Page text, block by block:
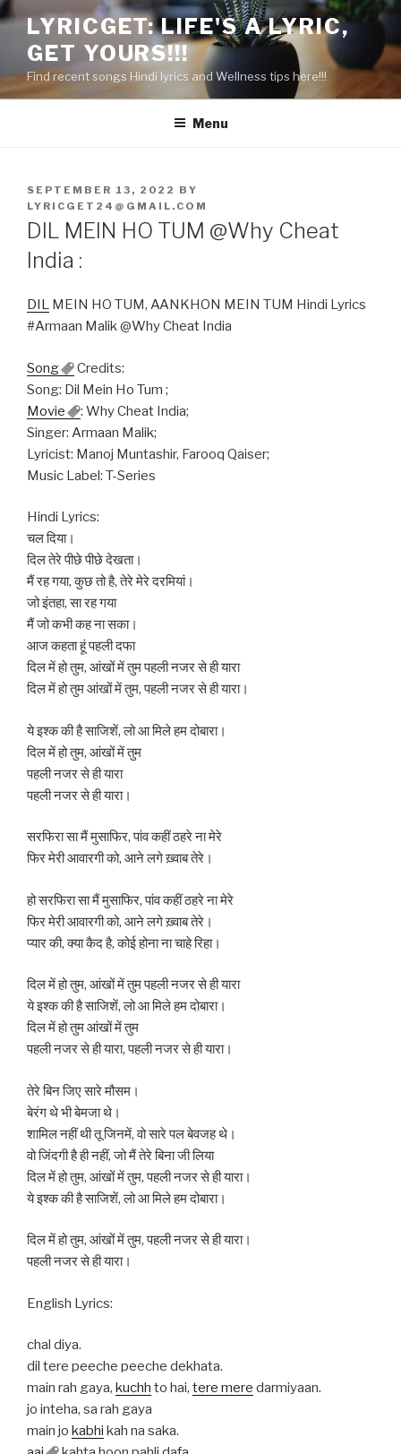
Skip
content
LYRICGET: LIFE'S A LYRIC,
GET YOURS!!!
Find recent songs Hindi lyrics and Wellness tips here!!!
Menu
POSTED
ON
SEPTEMBER 13, 2022 BY
LYRICGET24@GMAIL.COM
DIL MEIN HO TUM @Why Cheat
India :
DIL MEIN HO TUM, AANKHON MEIN TUM Hindi Lyrics
#Armaan Malik @Why Cheat India
Song
Credits:
Song: Dil Mein Ho Tum ;
Movie
: Why Cheat India;
Singer: Armaan Malik;
Lyricist: Manoj Muntashir, Farooq Qaiser;
Music Label: T-Series
Hindi Lyrics:
चल दिया।
दिल तेरे पीछे पीछे देखता।
मैं रह गया, कुछ तो है, तेरे मेरे दरमियां।
जो इंतहा, सा रह गया
मैं जो कभी कह ना सका।
आज कहता हूं पहली दफा
दिल में हो तुम, आंखों में तुम पहली नजर से ही यारा
दिल में हो तुम आंखों में तुम, पहली नजर से ही यारा।
ये इश्क की है साजिशें, लो आ मिले हम दोबारा।
दिल में हो तुम, आंखों में तुम
पहली नजर से ही यारा
पहली नजर से ही यारा।
सरफिरा सा मैं मुसाफिर, पांव कहीं ठहरे ना मेरे
फिर मेरी आवारगी को, आने लगे ख़्वाब तेरे।
हो सरफिरा सा मैं मुसाफिर, पांव कहीं ठहरे ना मेरे
फिर मेरी आवारगी को, आने लगे ख़्वाब तेरे।
प्यार की, क्या कैद है, कोई होना ना चाहे रिहा।
दिल में हो तुम, आंखों में तुम पहली नजर से ही यारा
ये इश्क की है साजिशें, लो आ मिले हम दोबारा।
दिल में हो तुम आंखों में तुम
पहली नजर से ही यारा, पहली नजर से ही यारा।
तेरे बिन जिए सारे मौसम।
बेरंग थे भी बेमजा थे।
शामिल नहीं थी तू जिनमें, वो सारे पल बेवजह थे।
वो जिंदगी है ही नहीं, जो मैं तेरे बिना जी लिया
दिल में हो तुम, आंखों में तुम, पहली नजर से ही यारा।
ये इश्क की है साजिशें, लो आ मिले हम दोबारा।
दिल में हो तुम, आंखों में तुम, पहली नजर से ही यारा।
पहली नजर से ही यारा।
English Lyrics:
chal diya.
dil tere peeche peeche dekhata.
main rah gaya, kuchh to hai, tere mere darmiyaan.
jo inteha, sa rah gaya
main jo kabhi kah na saka.